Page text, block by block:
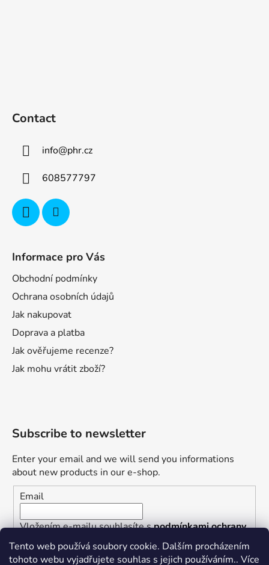
Tento web používá soubory cookie. Dalším procházením
tohoto webu vyjadřujete souhlas s jejich používáním.. Více
Contact
info@phr.cz
608577797
Informace pro Vás
Obchodní podmínky
Ochrana osobních údajů
Jak nakupovat
Doprava a platba
Jak ověřujeme recenze?
Jak mohu vrátit zboží?
Subscribe to newsletter
Enter your email and we will send you informations
about new products in our e-shop.
Email
Vložením e-mailu souhlasíte spodmínkami ochrany
osobních údajů